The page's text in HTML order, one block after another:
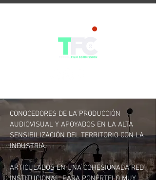
CONOCEDORES DE LA PRODUCCIÓN
AUDIOVISUAL Y APOYADOS EN LA ALTA
SENSIBILIZACIÓN DEL TERRITORIO CON LA
INDUSTRIA.
ARTICULADOS EN UNA COHESIONADA RED